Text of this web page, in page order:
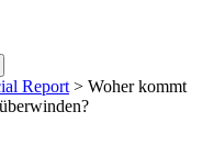
Report > Woher kommt